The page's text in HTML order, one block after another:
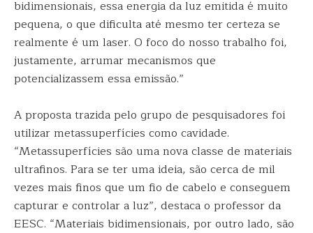
bidimensionais, essa energia da luz emitida é muito
pequena, o que dificulta até mesmo ter certeza se
realmente é um laser. O foco do nosso trabalho foi,
justamente, arrumar mecanismos que
potencializassem essa emissão.”
A proposta trazida pelo grupo de pesquisadores foi
utilizar metassuperfícies como cavidade.
“Metassuperfícies são uma nova classe de materiais
ultrafinos. Para se ter uma ideia, são cerca de mil
vezes mais finos que um fio de cabelo e conseguem
capturar e controlar a luz”, destaca o professor da
EESC. “Materiais bidimensionais, por outro lado, são